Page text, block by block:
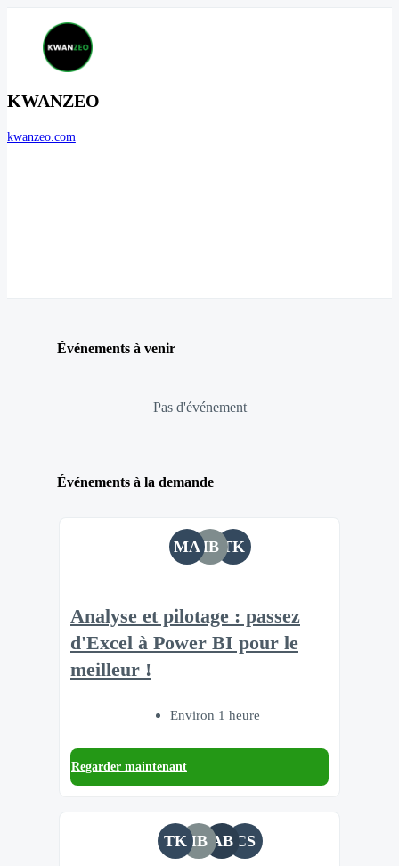
KWANZEO
kwanzeo.com
Événements à venir
Pas d'événement
Événements à la demande
MA IB TK
Analyse et pilotage : passez
d'Excel à Power BI pour le
meilleur !
Environ 1 heure
Regarder maintenant
TK IB AB CS